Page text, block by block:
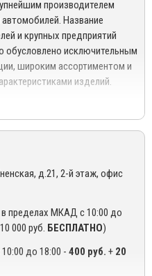
:
оригинального скотча 3М.
воздействию и реагентам.
производителем
Название
и крупных предприятий
обусловлено исключительным
широким ассортиментом и
изделий.
качество своей
Результатом кропотливой
предлагаемых
среды, способствуют
и увеличению срока
представлен следующими
д.21, 2-й этаж, офис
пределах МКАД с 10:00 до
000 руб. БЕСПЛАТНО)
до 18:00 - 400 руб. + 20